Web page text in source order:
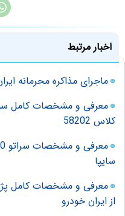
اخبار مرتبط
ماجرای مذاکره محرمانه
کلاس 58202
سایپا
از ایران خودرو